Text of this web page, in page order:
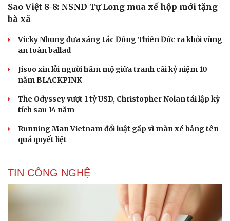
Sao Việt 8-8: NSND Tự Long mua xế hộp mới tặng
bà xã
Vicky Nhung đưa sáng tác Đông Thiên Đức ra khỏi vùng
an toàn ballad
Jisoo xin lỗi người hâm mộ giữa tranh cãi kỷ niệm 10
năm BLACKPINK
The Odyssey vượt 1 tỷ USD, Christopher Nolan tái lập kỳ
tích sau 14 năm
Running Man Vietnam đổi luật gấp vì màn xé bảng tên
quá quyết liệt
TIN CÔNG NGHỆ